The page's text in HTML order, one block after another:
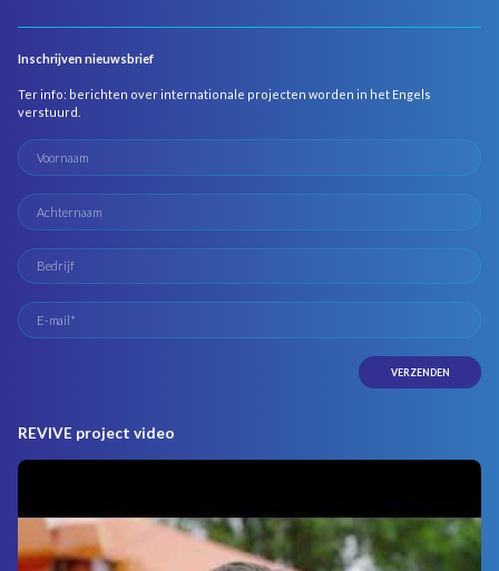
Inschrijven nieuwsbrief
Ter info: berichten over internationale projecten worden in het Engels
verstuurd.
REVIVE project video